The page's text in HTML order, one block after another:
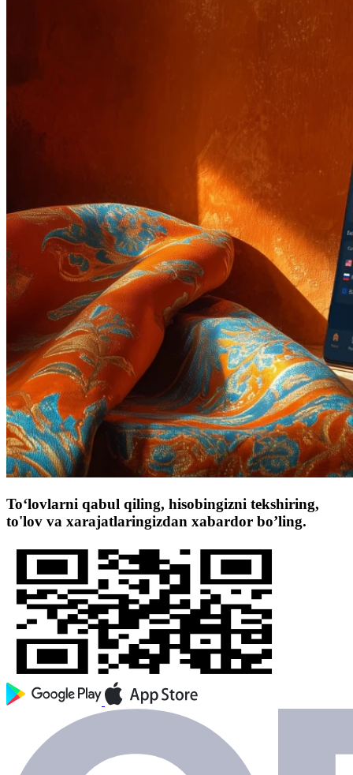
To‘lovlarni qabul qiling, hisobingizni tekshiring,
to'lov va xarajatlaringizdan xabardor bo’ling.